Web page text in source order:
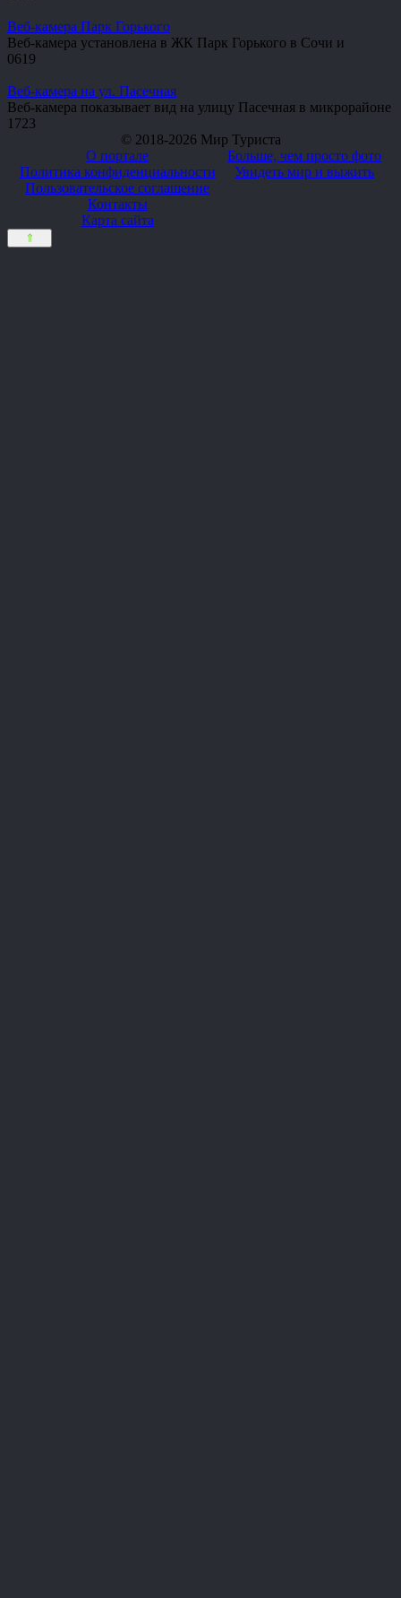
Веб-камера Парк Горького
Веб-камера установлена в ЖК Парк Горького в Сочи и
0619
Веб-камера на ул. Пасечная
Веб-камера показывает вид на улицу Пасечная в микрорайоне
1 723
© 2018-2026 Мир Туриста
О портале
Политика конфиденциальности
Пользовательское соглашение
Контакты
Карта сайта
Больше, чем просто фото
Увидеть мир и выжить